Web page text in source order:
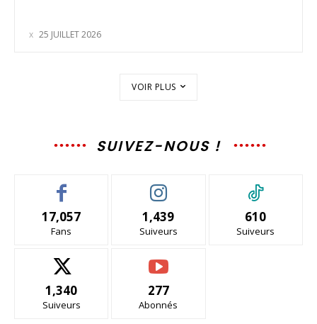
25 JUILLET 2026
VOIR PLUS
SUIVEZ-NOUS !
17,057
Fans
1,439
Suiveurs
610
Suiveurs
1,340
Suiveurs
277
Abonnés